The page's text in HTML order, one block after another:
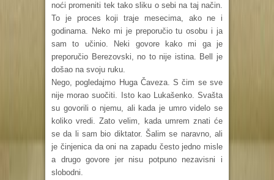
noći promeniti tek tako sliku o sebi na taj način.
To je proces koji traje mesecima, ako ne i
godinama. Neko mi je preporučio tu osobu i ja
sam to učinio. Neki govore kako mi ga je
preporučio Berezovski, no to nije istina. Bell je
došao na svoju ruku.
Nego, pogledajmo Huga Čaveza. S čim se sve
nije morao suočiti. Isto kao Lukašenko. Svašta
su govorili o njemu, ali kada je umro videlo se
koliko vredi. Zato velim, kada umrem znati će
se da li sam bio diktator. Šalim se naravno, ali
je činjenica da oni na zapadu često jedno misle
a drugo govore jer nisu potpuno nezavisni i
slobodni.